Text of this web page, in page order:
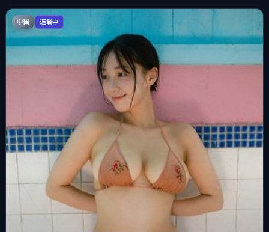
中国 连载中